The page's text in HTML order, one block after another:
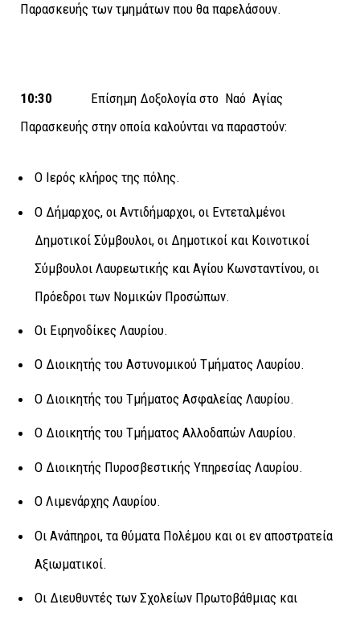
Παρασκευής των τμημάτων που θα παρελάσουν.
10:30 Επίσημη Δοξολογία στο Ναό Αγίας
Παρασκευής στην οποία καλούνται να παραστούν:
Ο Ιερός κλήρος της πόλης.
Ο Δήμαρχος, οι Αντιδήμαρχοι, οι Εντεταλμένοι
Δημοτικοί Σύμβουλοι, οι Δημοτικοί και Κοινοτικοί
Σύμβουλοι Λαυρεωτικής και Αγίου Κωνσταντίνου, οι
Πρόεδροι των Νομικών Προσώπων.
Οι Ειρηνοδίκες Λαυρίου.
Ο Διοικητής του Αστυνομικού Τμήματος Λαυρίου.
Ο Διοικητής του Τμήματος Ασφαλείας Λαυρίου.
Ο Διοικητής του Τμήματος Αλλοδαπών Λαυρίου.
Ο Διοικητής Πυροσβεστικής Υπηρεσίας Λαυρίου.
Ο Λιμενάρχης Λαυρίου.
Οι Ανάπηροι, τα θύματα Πολέμου και οι εν αποστρατεία
Αξιωματικοί.
Οι Διευθυντές των Σχολείων Πρωτοβάθμιας και